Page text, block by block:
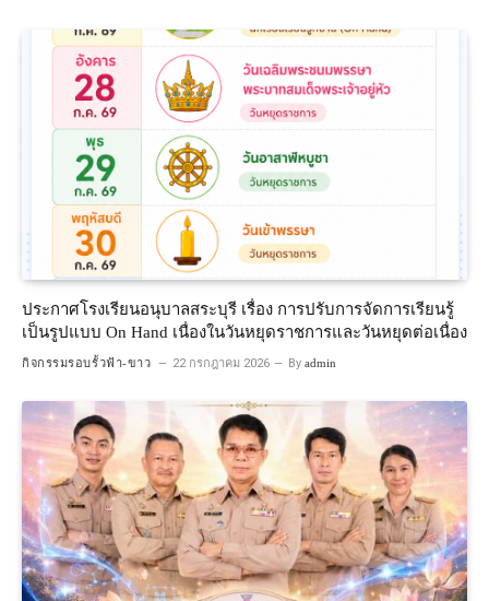
ประกาศโรงเรียนอนุบาลสระบุรี เรื่อง การปรับการจัดการเรียนรู้
เป็นรูปแบบ On Hand เนื่องในวันหยุดราชการและวันหยุดต่อเนื่อง
กิจกรรมรอบรั้วฟ้า-ขาว 22 กรกฎาคม 2026 By admin